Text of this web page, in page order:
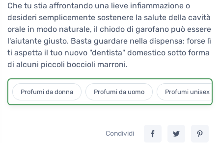
Che tu stia affrontando una lieve infiammazione o
desideri semplicemente sostenere la salute della cavità
orale in modo naturale, il chiodo di garofano può essere
l'aiutante giusto. Basta guardare nella dispensa: forse lì
ti aspetta il tuo nuovo "dentista" domestico sotto forma
di alcuni piccoli boccioli marroni.
Profumi da donna Profumi da uomo Profumi unisex
Condividi